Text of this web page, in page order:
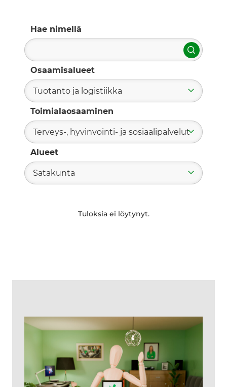
Hae nimellä
Hae
Osaamisalueet
Tuotanto ja logistiikka
Toimialaosaaminen
Terveys-, hyvinvointi- ja sosiaalipalvelut
Alueet
Satakunta
Tuloksia ei löytynyt.